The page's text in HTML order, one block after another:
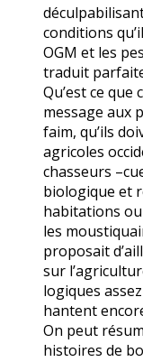
conditions
OGM et les
traduit
Qu’est ce
message aux
faim, qu’ils
agricoles
chasseurs
biologique et
habitations
les
proposait
sur
logiques
hantent
On peut
histoires de